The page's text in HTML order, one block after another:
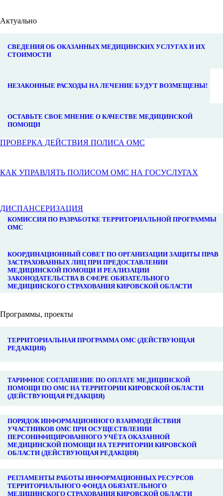
Актуально
СВЕДЕНИЯ ОБ ОКАЗАННЫХ МЕДИЦИНСКИХ УСЛУГАХ И ИХ
СТОИМОСТИ
НЕЗАКОННЫЕ РАСХОДЫ НА ЛЕЧЕНИЕ БУДУТ ВОЗМЕЩЕНЫ!
ОСТАВЬТЕ СВОЕ МНЕНИЕ О КАЧЕСТВЕ МЕДИЦИНСКОЙ
ПОМОЩИ
ПРОВЕРКА ДЕЙСТВИЯ ПОЛИСА ОМС
КАК УПРАВЛЯТЬ ПОЛИСОМ ОМС НА ГОСУСЛУГАХ
ДИСПАНСЕРИЗАЦИЯ
КОМИССИЯ ПО РАЗРАБОТКЕ ТЕРРИТОРИАЛЬНОЙ ПРОГРАММЫ
ОМС
КООРДИНАЦИОННЫЙ СОВЕТ ПО ОРГАНИЗАЦИИ ЗАЩИТЫ ПРАВ
ЗАСТРАХОВАННЫХ ЛИЦ ПРИ ПРЕДОСТАВЛЕНИИ
МЕДИЦИНСКОЙ ПОМОЩИ И РЕАЛИЗАЦИИ
ЗАКОНОДАТЕЛЬСТВА В СФЕРЕ ОБЯЗАТЕЛЬНОГО
МЕДИЦИНСКОГО СТРАХОВАНИЯ КИРОВСКОЙ ОБЛАСТИ
Программы, проекты
ТЕРРИТОРИАЛЬНАЯ ПРОГРАММА ОМС (ДЕЙСТВУЮЩАЯ
РЕДАКЦИЯ)
ТАРИФНОЕ СОГЛАШЕНИЕ ПО ОПЛАТЕ МЕДИЦИНСКОЙ
ПОМОЩИ ПО ОМС НА ТЕРРИТОРИИ КИРОВСКОЙ ОБЛАСТИ
(ДЕЙСТВУЮЩАЯ РЕДАКЦИЯ)
ПОРЯДОК ИНФОРМАЦИОННОГО ВЗАИМОДЕЙСТВИЯ
УЧАСТНИКОВ ОМС ПРИ ОСУЩЕСТВЛЕНИИ
ПЕРСОНИФИЦИРОВАННОГО УЧЁТА ОКАЗАННОЙ
МЕДИЦИНСКОЙ ПОМОЩИ НА ТЕРРИТОРИИ КИРОВСКОЙ
ОБЛАСТИ (ДЕЙСТВУЮЩАЯ РЕДАКЦИЯ)
РЕГЛАМЕНТЫ РАБОТЫ ИНФОРМАЦИОННЫХ РЕСУРСОВ
ТЕРРИТОРИАЛЬНОГО ФОНДА ОБЯЗАТЕЛЬНОГО
МЕДИЦИНСКОГО СТРАХОВАНИЯ КИРОВСКОЙ ОБЛАСТИ